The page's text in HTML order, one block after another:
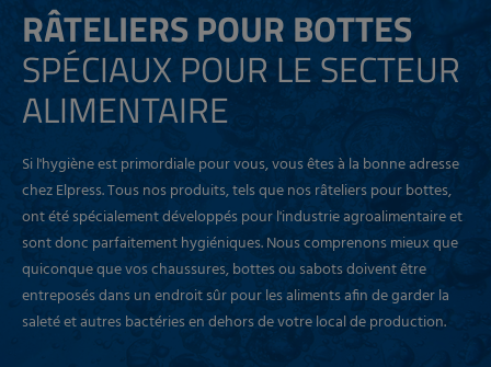
RÂTELIERS POUR BOTTES
SPÉCIAUX POUR LE SECTEUR
ALIMENTAIRE
Si l'hygiène est primordiale pour vous, vous êtes à la bonne adresse
chez Elpress. Tous nos produits, tels que nos râteliers pour bottes,
ont été spécialement développés pour l'industrie agroalimentaire et
sont donc parfaitement hygiéniques. Nous comprenons mieux que
quiconque que vos chaussures, bottes ou sabots doivent être
entreposés dans un endroit sûr pour les aliments afin de garder la
saleté et autres bactéries en dehors de votre local de production.